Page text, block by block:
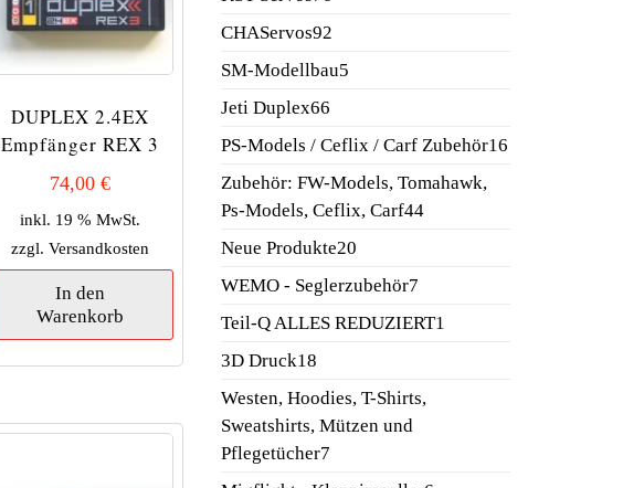
DUPLEX 2.4EX
Empfänger REX 3
74,00€
inkl. 19 % MwSt.
zzgl.Versandkosten
In den
Warenkorb
CHAServos9292
SM-Modellbau55
Jeti Duplex6666
Produkte
PS-Models / Ceflix / Carf Zubehör1616
Zubehör: FW-Models, Tomahawk,
Ps-Models, Ceflix, Carf4444
Neue Produkte2020
Produkte
WEMO - Seglerzubehör77
Teil-Q ALLES REDUZIERT1
3D Druck1818
Produkte
Westen, Hoodies, T-Shirts,
Sweatshirts, Mützen und
Pflegetücher77
Produkte